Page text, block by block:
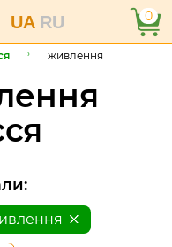
UA RU 0
живлення